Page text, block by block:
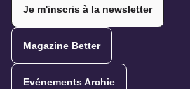
Je m'inscris à la newsletter
Magazine Better
Evénements Archie